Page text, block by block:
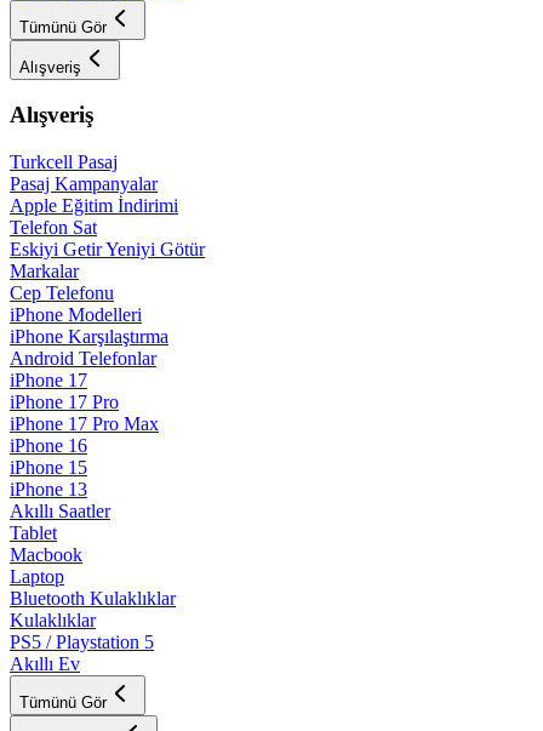
Tümünü Gör
Alışveriş
Alışveriş
Turkcell Pasaj
Pasaj Kampanyalar
Apple Eğitim İndirimi
Telefon Sat
Eskiyi Getir Yeniyi Götür
Markalar
Cep Telefonu
iPhone Modelleri
iPhone Karşılaştırma
Android Telefonlar
iPhone 17
iPhone 17 Pro
iPhone 17 Pro Max
iPhone 16
iPhone 15
iPhone 13
Akıllı Saatler
Tablet
Macbook
Laptop
Bluetooth Kulaklıklar
Kulaklıklar
PS5 / Playstation 5
Akıllı Ev
Tümünü Gör